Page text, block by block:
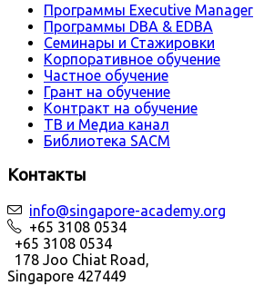
Программы Executive Manager
Программы DBA & EDBA
Семинары и Стажировки
Корпоративное обучение
Частное обучение
Грант на обучение
Контракт на обучение
ТВ и Медиа канал
Библиотека SACM
Контакты
info@singapore-academy.org
+65 3108 0534
+65 3108 0534
178 Joo Chiat Road,
Singapore 427449